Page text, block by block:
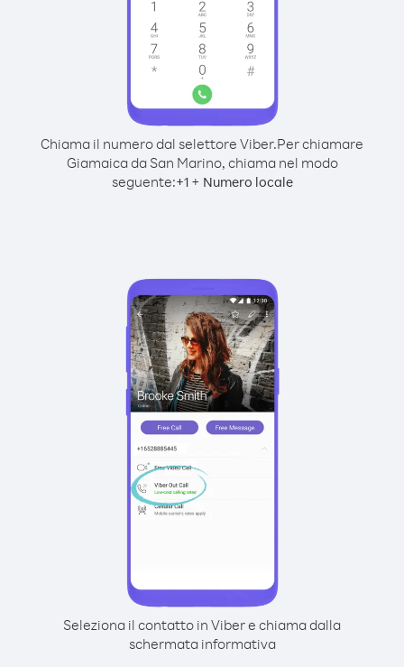
Chiama il numero dal selettore Viber.Per chiamare
Giamaica da San Marino, chiama nel modo
seguente:+1+ Numero locale
Seleziona il contatto in Viber e chiama dalla
schermata informativa